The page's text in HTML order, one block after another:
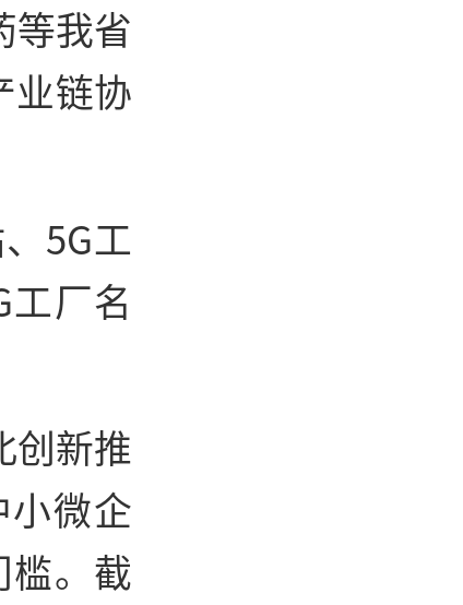
等我省
业链协
5G工
厂名
创新推
微企
槛。截